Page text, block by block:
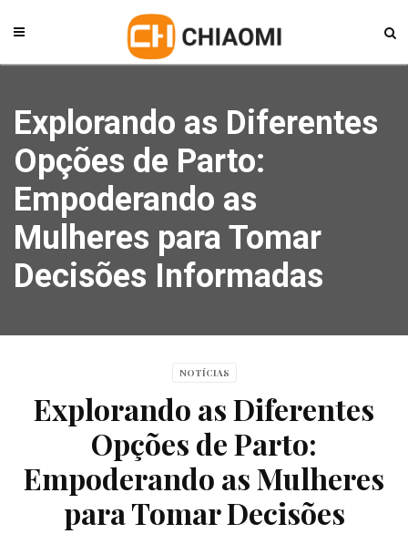
Explorando as Diferentes
Opções de Parto:
Empoderando as
Mulheres para Tomar
Decisões Informadas
NOTÍCIAS
Explorando as Diferentes
Opções de Parto:
Empoderando as Mulheres
para Tomar Decisões